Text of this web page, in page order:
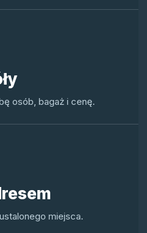
osób, bagaż i cenę.
miejsca.